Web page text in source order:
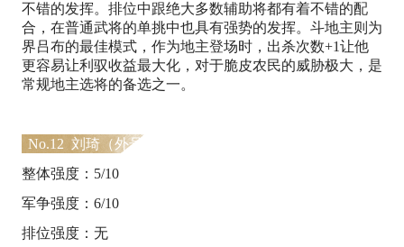
不错的发挥。排位中跟绝大多数辅助将都有着不错的配
合，在普通武将的单挑中也具有强势的发挥。斗地主则为
界吕布的最佳模式，作为地主登场时，出杀次数+1让他
更容易让利驭收益最大化，对于脆皮农民的威胁极大，是
常规地主选将的备选之一。
No.12 刘琦（外号：讨饭）
整体强度：5/10
军争强度：6/10
排位强度：无